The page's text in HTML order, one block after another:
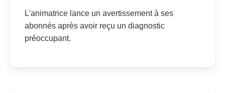
L'animatrice lance un avertissement à ses
abonnés après avoir reçu un diagnostic
préoccupant.